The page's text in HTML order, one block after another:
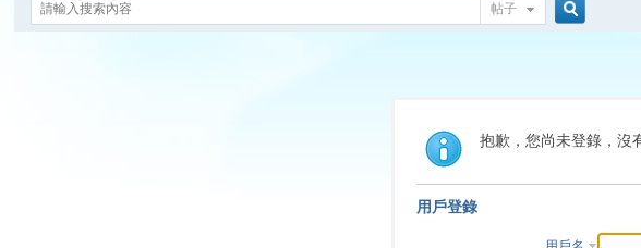
帖子
索
抱歉，您尚未登錄，沒
用戶登錄